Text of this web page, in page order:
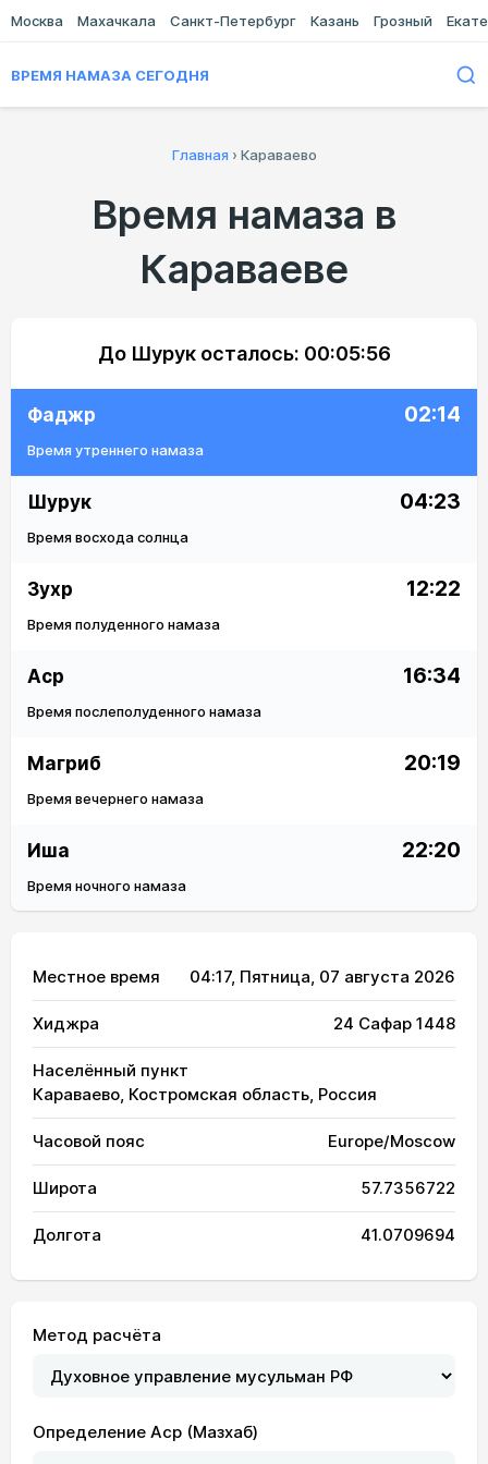
Москва Махачкала Санкт-Петербург Казань Грозный
ВРЕМЯ НАМАЗА СЕГОДНЯ
Главная › Караваево
Время намаза в
Караваеве
До Шурук осталось: 00:05:56
Фаджр 02:14
Время утреннего намаза
Шурук 04:23
Время восхода солнца
Зухр 12:22
Время полуденного намаза
Аср 16:34
Время послеполуденного намаза
Магриб 20:19
Время вечернего намаза
Иша 22:20
Время ночного намаза
Местное время 04:17, Пятница, 07 августа 2026
Хиджра 24 Сафар 1448
Населённый пункт
Караваево, Костромская область, Россия
Часовой пояс Europe/Moscow
Широта 57.7356722
Долгота 41.0709694
Метод расчёта
Определение Аср (Мазхаб)